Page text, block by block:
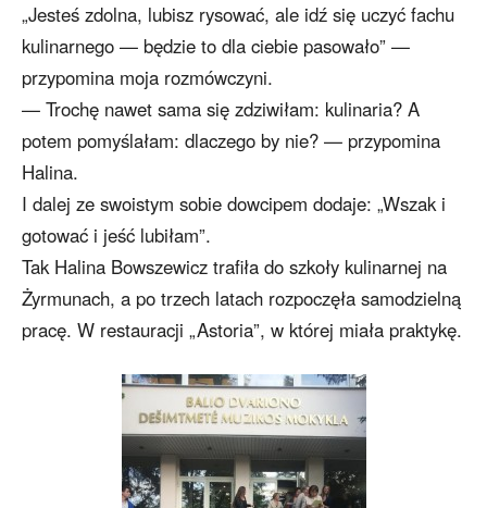
„Jesteś zdolna, lubisz rysować, ale idź się uczyć fachu
kulinarnego — będzie to dla ciebie pasowało” —
przypomina moja rozmówczyni.
— Trochę nawet sama się zdziwiłam: kulinaria? A
potem pomyślałam: dlaczego by nie? — przypomina
Halina.
I dalej ze swoistym sobie dowcipem dodaje: „Wszak i
gotować i jeść lubiłam”.
Tak Halina Bowszewicz trafiła do szkoły kulinarnej na
Żyrmunach, a po trzech latach rozpoczęła samodzielną
pracę. W restauracji „Astoria”, w której miała praktykę.